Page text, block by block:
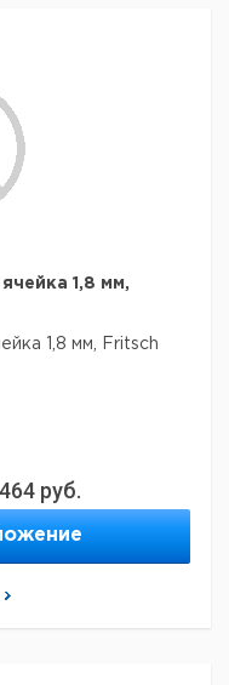
1,8 мм,
1,8 мм, Fritsch
руб.